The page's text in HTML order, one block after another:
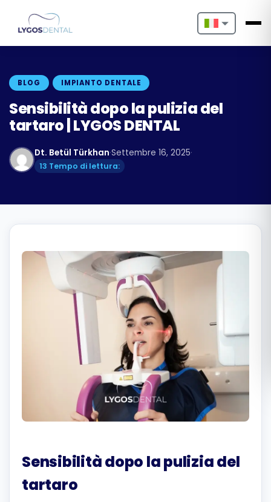
Nederlands
Français
Български
Русский
BLOG IMPIANTO DENTALE
Sensibilità dopo la pulizia del
tartaro | LYGOS DENTAL
Dt. Betül Türkhan·Settembre 16, 2025·
13 Tempo di lettura:
Sensibilità dopo la pulizia del
tartaro